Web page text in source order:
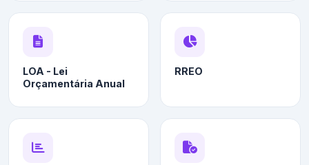
LOA - Lei
Orçamentária Anual
RREO